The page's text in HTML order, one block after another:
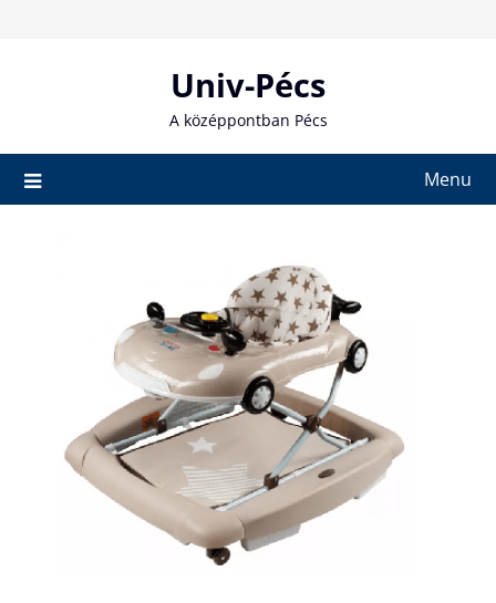
Univ-Pécs
A középpontban Pécs
Menu